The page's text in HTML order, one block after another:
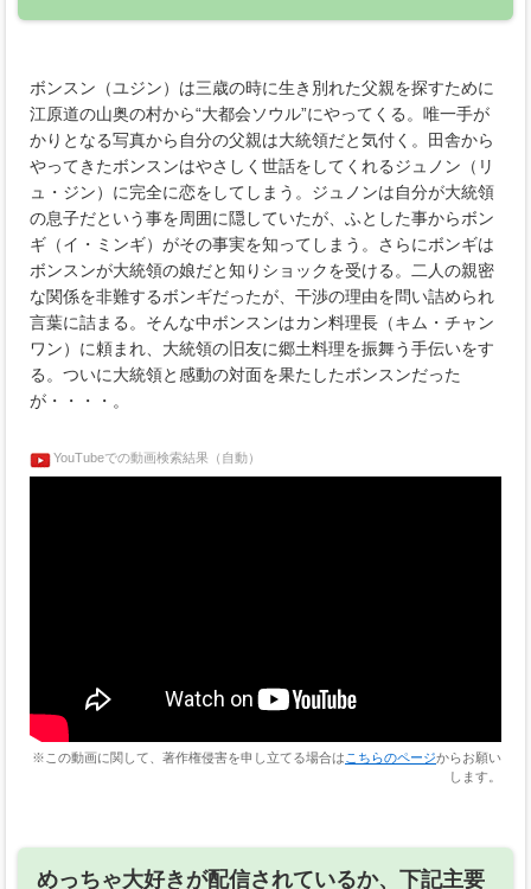
ボンスン（ユジン）は三歳の時に生き別れた父親を探すために
江原道の山奥の村から“大都会ソウル”にやってくる。唯一手が
かりとなる写真から自分の父親は大統領だと気付く。田舎から
やってきたボンスンはやさしく世話をしてくれるジュノン（リ
ュ・ジン）に完全に恋をしてしまう。ジュノンは自分が大統領
の息子だという事を周囲に隠していたが、ふとした事からボン
ギ（イ・ミンギ）がその事実を知ってしまう。さらにボンギは
ボンスンが大統領の娘だと知りショックを受ける。二人の親密
な関係を非難するボンギだったが、干渉の理由を問い詰められ
言葉に詰まる。そんな中ボンスンはカン料理長（キム・チャン
ワン）に頼まれ、大統領の旧友に郷土料理を振舞う手伝いをす
る。ついに大統領と感動の対面を果たしたボンスンだった
が・・・・。
YouTubeでの動画検索結果（自動）
※この動画に関して、著作権侵害を申し立てる場合は こちらのページからお願い
します。
めっちゃ大好きが配信されているか、下記主要